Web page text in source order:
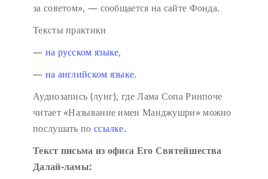
за советом», — сообщается на сайте Фонда.
Тексты практики
— на русском языке,
— на английском языке.
Аудиозапись (лунг), где Лама Сопа Ринпоче
читает «Называние имен Манджушри» можно
послушать по ссылке.
Текст письма из офиса Его Святейшества
Далай-ламы: